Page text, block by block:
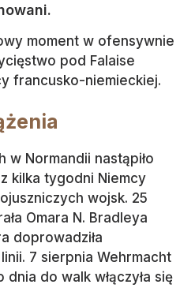
moment w ofensywnie
pod Falaise
francusko-niemieckiej.
w Normandii nastąpiło
kilka tygodni Niemcy
wojsk. 25
Omara N. Bradleya
doprowadziła
7 sierpnia Wehrmacht
do walk włączyła się